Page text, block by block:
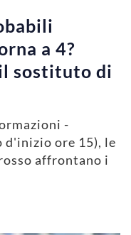
a 4?
sostituto di
-
d'inizio ore 15), le
affrontano i